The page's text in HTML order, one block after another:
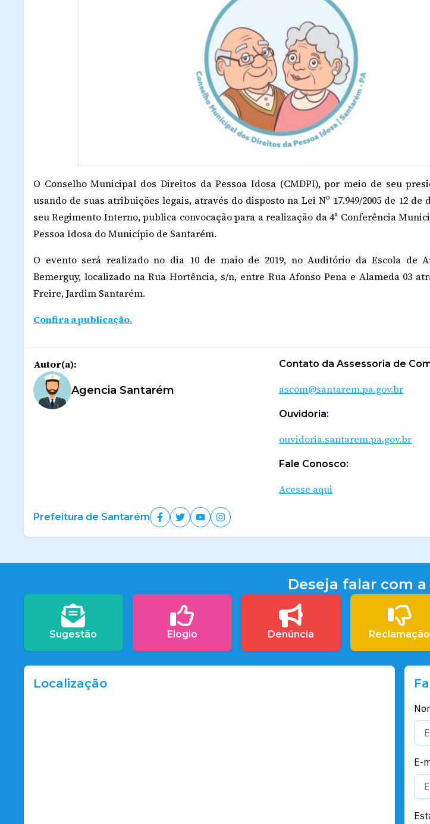
O Conselho Municipal dos Direitos da Pessoa Idosa (CMDPI), por meio de seu
usando de suas atribuições legais, através do disposto na Lei Nº 17.949/2005 de 12 de
seu Regimento Interno, publica convocação para a realização da 4ª Conferência
Pessoa Idosa do Município de Santarém.
O evento será realizado no dia 10 de maio de 2019, no Auditório da Escola de
Bemerguy, localizado na Rua Hortência, s/n, entre Rua Afonso Pena e Alameda 03
Freire, Jardim Santarém.
Confira a publicação.
Autor(a):
Agencia Santarém
Contato da Assessoria de
ascom@santarem.pa.gov.br
Ouvidoria:
ouvidoria.santarem.pa.gov.br
Fale Conosco:
Acesse aqui
Prefeitura de Santarém
Deseja falar com
Sugestão Elogio Denúncia Reclamação
Localização
E-